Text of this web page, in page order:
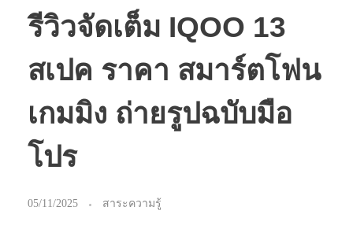
รีวิวจัดเต็ม IQOO 13
สเปค ราคา สมาร์ตโฟน
เกมมิง ถ่ายรูปฉบับมือ
โปร
05/11/2025 สาระความรู้